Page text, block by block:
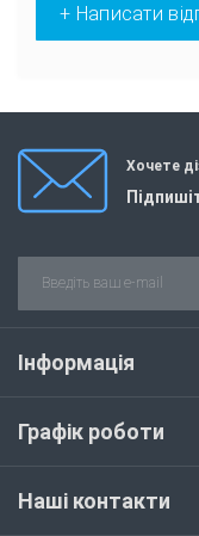
+ Написати
Хочете
Інформація
Графік роботи
Наші контакти